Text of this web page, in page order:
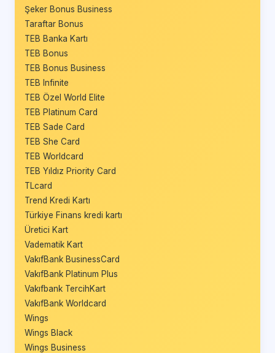
Şeker Bonus Business
Taraftar Bonus
TEB Banka Kartı
TEB Bonus
TEB Bonus Business
TEB Infinite
TEB Özel World Elite
TEB Platinum Card
TEB Sade Card
TEB She Card
TEB Worldcard
TEB Yıldız Priority Card
TLcard
Trend Kredi Kartı
Türkiye Finans kredi kartı
Üretici Kart
Vadematik Kart
VakıfBank BusinessCard
VakıfBank Platinum Plus
Vakıfbank TercihKart
VakıfBank Worldcard
Wings
Wings Black
Wings Business